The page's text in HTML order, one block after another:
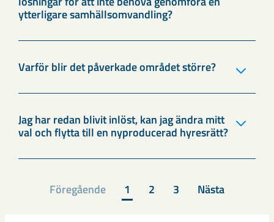
ytterligare samhällsomvandling?
Varför blir det påverkade området större?
Jag har redan blivit inlöst, kan jag ändra mitt
val och flytta till en nyproducerad hyresrätt?
Föregående 1 2 3 Nästa